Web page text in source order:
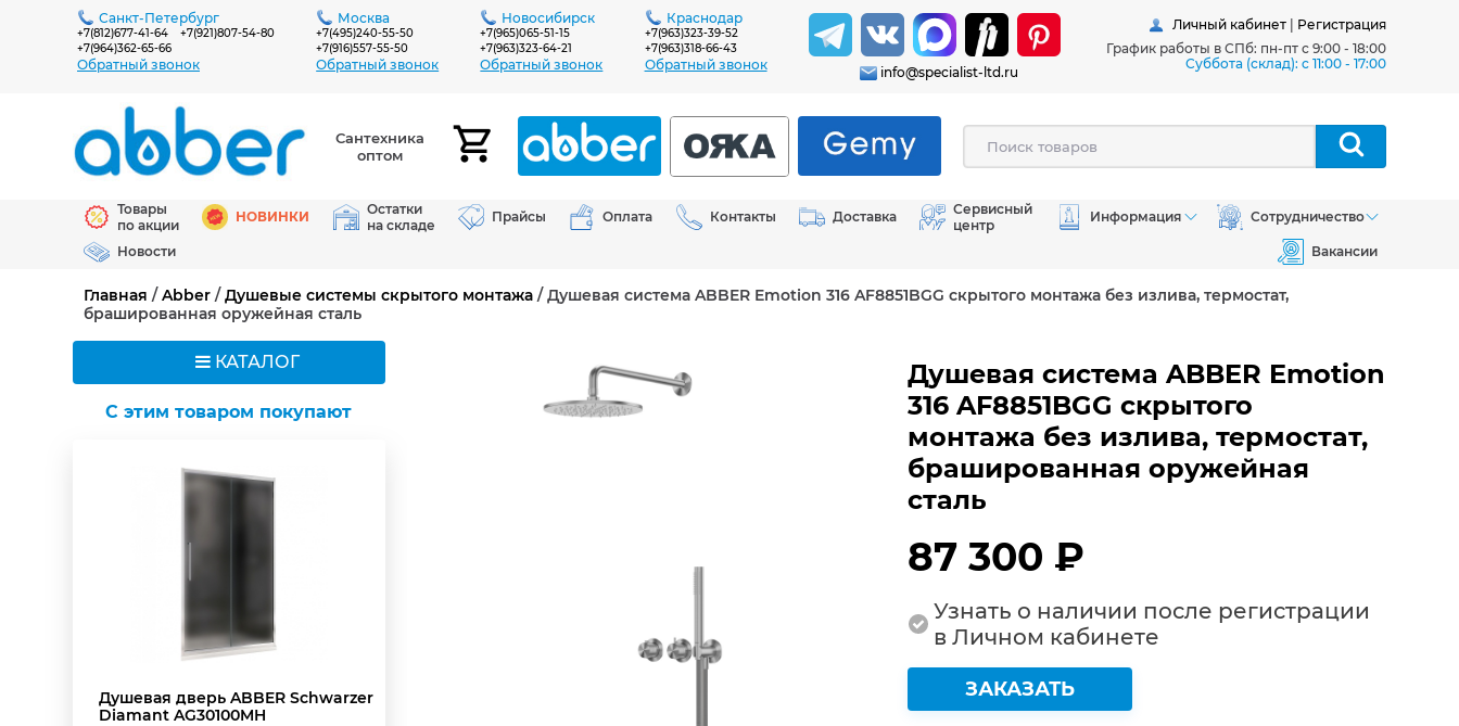
Санкт-Петербург
+7(812)677-41-64
+7(964)362-65-66
+7(921)807-54-80
Обратный звонок
Москва
+7(495)240-55-50
+7(916)557-55-50
Обратный звонок
Новосибирск
+7(965)065-51-15
+7(963)323-64-21
Обратный звонок
Краснодар
+7(963)323-39-52
+7(963)318-66-43
Обратный звонок info@specialist-ltd.ru
Личный кабинет| Регистрация
График работы в СПб: пн-пт с 9:00 - 18:00
Суббота (склад): c 11:00 - 17:00
Сантехника
оптом
Товары
по акции
НОВИНКИ
Остатки
на складе
Прайсы Оплата Контакты Доставка
Сервисный
центр
Информация Сотрудничество
Новости Вакансии
Главная /Abber /Душевые системы скрытого монтажа / Душевая система ABBER Emotion 316 AF8851BGG скрытого монтажа без излива, термостат,
брашированная оружейная сталь
КАТАЛОГ
C этим товаром покупают
Душевая дверь ABBER Schwarzer
Diamant AG30100MH
Душевая система ABBER Emotion
316 AF8851BGG скрытого
монтажа без излива, термостат,
брашированная оружейная
сталь
87 300 ₽
Узнать о наличии после регистрации
в Личном кабинете
ЗАКАЗАТЬ